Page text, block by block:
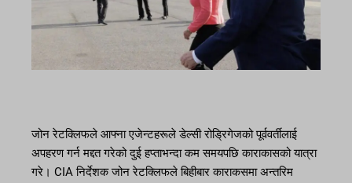
जोन रेटक्लिफले आफ्ना एजेन्टहरूले डेल्सी रोड्रिगेजको पूर्ववर्तीलाई
अपहरण गर्न मद्दत गरेको दुई हप्ताभन्दा कम समयपछि काराकासको यात्रा
गरे। CIA निर्देशक जोन रेटक्लिफले बिहीबार काराकसमा अन्तरिम